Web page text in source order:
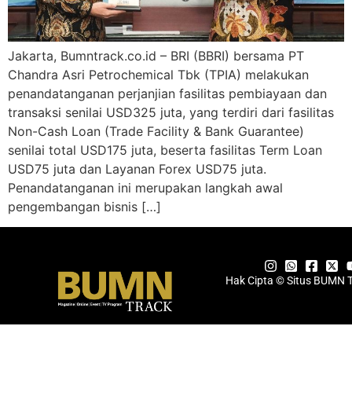
Jakarta, Bumntrack.co.id – BRI (BBRI) bersama PT
Chandra Asri Petrochemical Tbk (TPIA) melakukan
penandatanganan perjanjian fasilitas pembiayaan dan
transaksi senilai USD325 juta, yang terdiri dari fasilitas
Non-Cash Loan (Trade Facility & Bank Guarantee)
senilai total USD175 juta, beserta fasilitas Term Loan
USD75 juta dan Layanan Forex USD75 juta.
Penandatanganan ini merupakan langkah awal
pengembangan bisnis […]
Hak Cipta © Situs BUMN